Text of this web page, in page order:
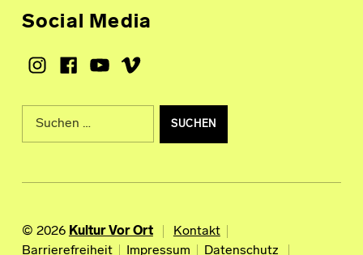
Social Media
Instagram
Facebook
Youtube
Vimeo
Suche nach:
© 2026 Kultur Vor Ort
Kontakt
Barrierefreiheit
Impressum Datenschutz